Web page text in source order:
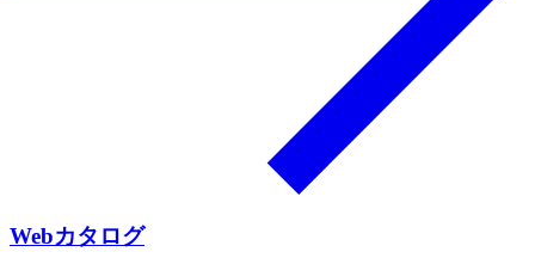
Webカタログ